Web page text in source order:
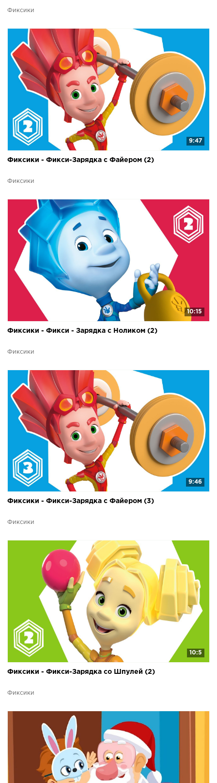
Фиксики
9:47
Фиксики - Фикси-Зарядка с Файером (2)
Фиксики
10:15
Фиксики - Фикси - Зарядка с Ноликом (2)
Фиксики
9:46
Фиксики - Фикси-Зарядка с Файером (3)
Фиксики
10:5
Фиксики - Фикси-Зарядка со Шпулей (2)
Фиксики